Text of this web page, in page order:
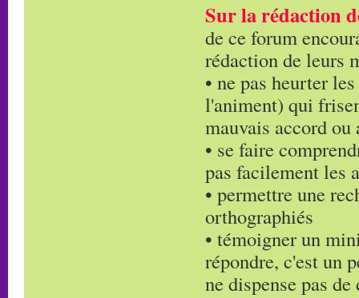
Sur la rédaction
de ce forum
rédaction de leurs
• ne pas heurter
l'animent) qui
mauvais accord
• se faire
pas facilement les
• permettre une
orthographiés
• témoigner un
répondre, c'est un
ne dispense pas